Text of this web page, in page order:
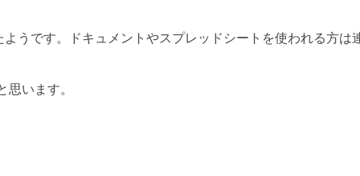
うです。ドキュメントやスプレッドシートを使われる方は
います。